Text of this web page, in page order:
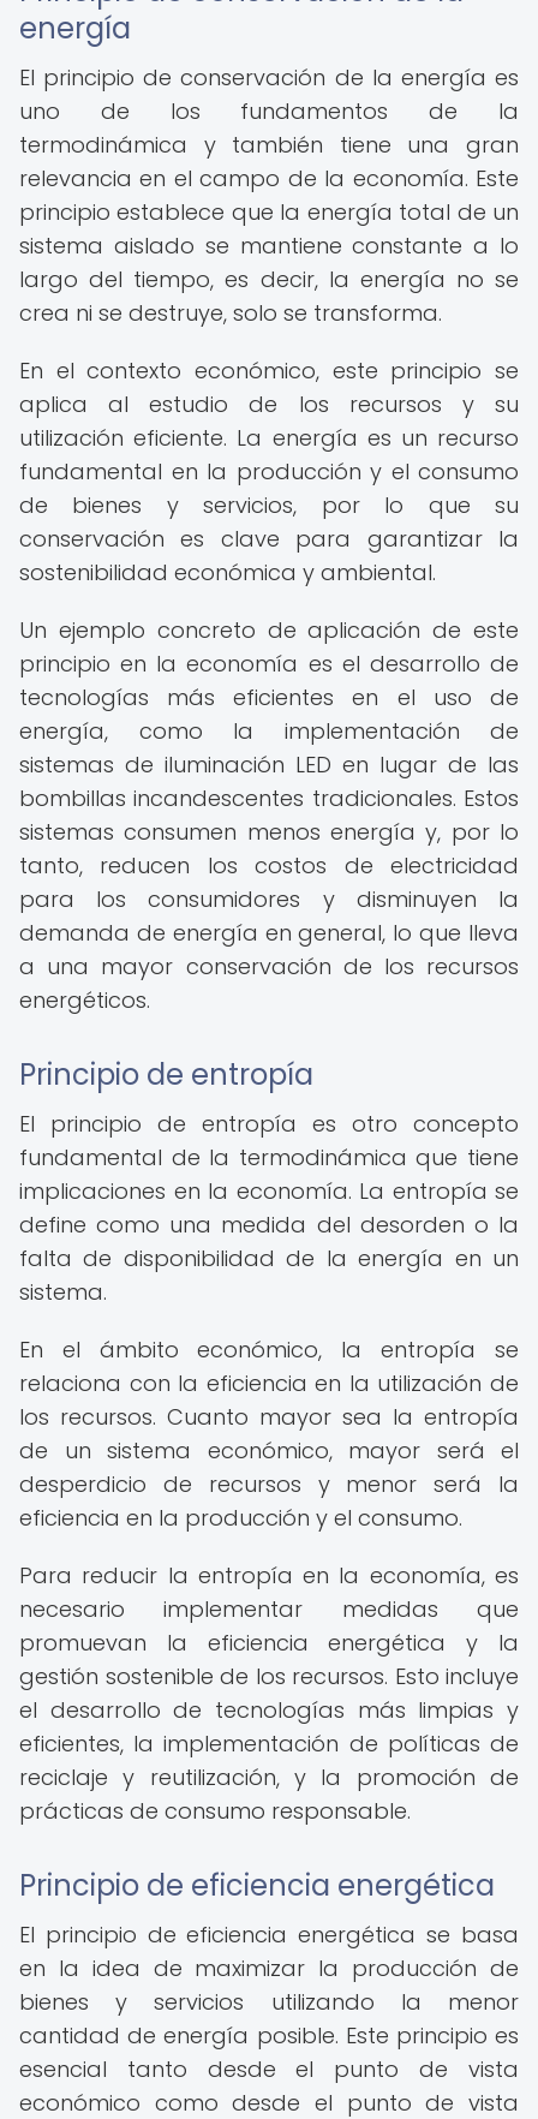
energía
El principio de conservación de la energía es
uno de los fundamentos de la
termodinámica y también tiene una gran
relevancia en el campo de la economía. Este
principio establece que la energía total de un
sistema aislado se mantiene constante a lo
largo del tiempo, es decir, la energía no se
crea ni se destruye, solo se transforma.
En el contexto económico, este principio se
aplica al estudio de los recursos y su
utilización eficiente. La energía es un recurso
fundamental en la producción y el consumo
de bienes y servicios, por lo que su
conservación es clave para garantizar la
sostenibilidad económica y ambiental.
Un ejemplo concreto de aplicación de este
principio en la economía es el desarrollo de
tecnologías más eficientes en el uso de
energía, como la implementación de
sistemas de iluminación LED en lugar de las
bombillas incandescentes tradicionales. Estos
sistemas consumen menos energía y, por lo
tanto, reducen los costos de electricidad
para los consumidores y disminuyen la
demanda de energía en general, lo que lleva
a una mayor conservación de los recursos
energéticos.
Principio de entropía
El principio de entropía es otro concepto
fundamental de la termodinámica que tiene
implicaciones en la economía. La entropía se
define como una medida del desorden o la
falta de disponibilidad de la energía en un
sistema.
En el ámbito económico, la entropía se
relaciona con la eficiencia en la utilización de
los recursos. Cuanto mayor sea la entropía
de un sistema económico, mayor será el
desperdicio de recursos y menor será la
eficiencia en la producción y el consumo.
Para reducir la entropía en la economía, es
necesario implementar medidas que
promuevan la eficiencia energética y la
gestión sostenible de los recursos. Esto incluye
el desarrollo de tecnologías más limpias y
eficientes, la implementación de políticas de
reciclaje y reutilización, y la promoción de
prácticas de consumo responsable.
Principio de eficiencia energética
El principio de eficiencia energética se basa
en la idea de maximizar la producción de
bienes y servicios utilizando la menor
cantidad de energía posible. Este principio es
esencial tanto desde el punto de vista
económico como desde el punto de vista